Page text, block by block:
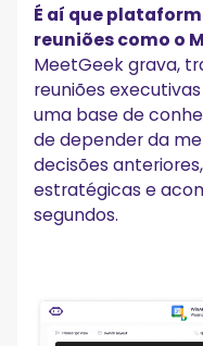
É aí que
reuniões como o
MeetGeek grava,
reuniões
uma base de
de depender da
decisões
estratégicas e
segundos.